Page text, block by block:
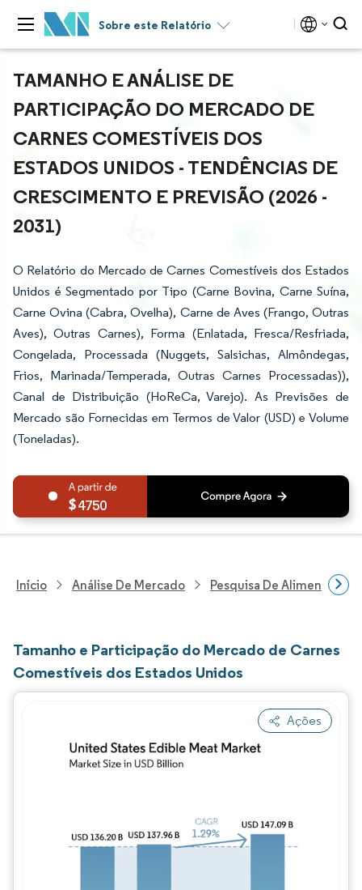
Sobre este Relatório
TAMANHO E ANÁLISE DE
PARTICIPAÇÃO DO MERCADO DE
CARNES COMESTÍVEIS DOS
ESTADOS UNIDOS - TENDÊNCIAS DE
CRESCIMENTO E PREVISÃO (2026 -
2031)
O Relatório do Mercado de Carnes Comestíveis dos Estados
Unidos é Segmentado por Tipo (Carne Bovina, Carne Suína,
Carne Ovina (Cabra, Ovelha), Carne de Aves (Frango, Outras
Aves), Outras Carnes), Forma (Enlatada, Fresca/Resfriada,
Congelada, Processada (Nuggets, Salsichas, Almôndegas,
Frios, Marinada/Temperada, Outras Carnes Processadas)),
Canal de Distribuição (HoReCa, Varejo). As Previsões de
Mercado são Fornecidas em Termos de Valor (USD) e Volume
(Toneladas).
4750
Início Análise De Mercado Pesquisa De Alimentos E
Tamanho e Participação do Mercado de Carnes
Comestíveis dos Estados Unidos
Ações